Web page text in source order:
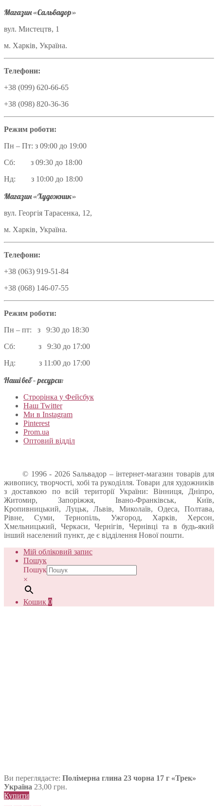
Магазин «Сальвадор»
вул. Мистецтв, 1
м. Харків, Україна.
Телефони:
+38 (099) 620-66-65
+38 (098) 820-36-36
Режим роботи:
Пн – Пт: з 09:00 до 19:00
Сб: з 09:30 до 18:00
Нд: з 10:00 до 18:00
Магазин «Художник»
вул. Георгія Тарасенка, 12,
м. Харків, Україна.
Телефони:
+38 (063) 919-51-84
+38 (068) 146-07-55
Режим роботи:
Пн – пт: з 9:30 до 18:30
Сб: з 9:30 до 17:00
Нд: з 11:00 до 17:00
Наші веб – ресурси:
Строрінка у Фейсбук
Наш Twitter
Ми в Instagram
Pinterest
Prom.ua
Оптовий відділ
© 1996 - 2026 Sальвадор – інтернет-магазин товарів для
живопису, творчості, хобі та рукоділля. Товари для художників
з доставкою по всій території України: Вінниця, Дніпро,
Житомир, Запоріжжя, Івано-Франківськ, Київ,
Кропивницький, Луцьк, Львів, Миколаїв, Одеса, Полтава,
Рівне, Суми, Тернопіль, Ужгород, Харків, Херсон,
Хмельницький, Черкаси, Чернігів, Чернівці та в будь-який
інший населений пункт, де є відділення Нової пошти.
Мій обліковий запис
Пошук
Пошук
×
Кошик 0
Ви переглядаєте: Полімерна глина 23 чорна 17 г «Трек»
Україна 23,00 грн.
Купити